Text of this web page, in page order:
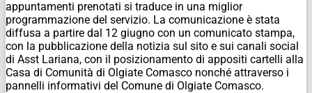
appuntamenti prenotati si traduce in una miglior
programmazione del servizio. La comunicazione è stata
diffusa a partire dal 12 giugno con un comunicato stampa,
con la pubblicazione della notizia sul sito e sui canali social
di Asst Lariana, con il posizionamento di appositi cartelli alla
Casa di Comunità di Olgiate Comasco nonché attraverso i
pannelli informativi del Comune di Olgiate Comasco.